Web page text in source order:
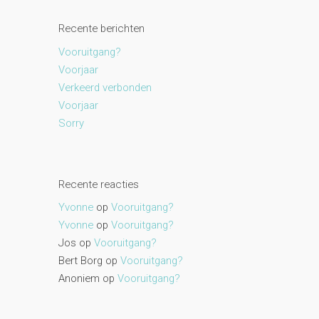
Recente berichten
Vooruitgang?
Voorjaar
Verkeerd verbonden
Voorjaar
Sorry
Recente reacties
Yvonne opVooruitgang?
Yvonne opVooruitgang?
Jos opVooruitgang?
Bert Borg opVooruitgang?
Anoniem opVooruitgang?